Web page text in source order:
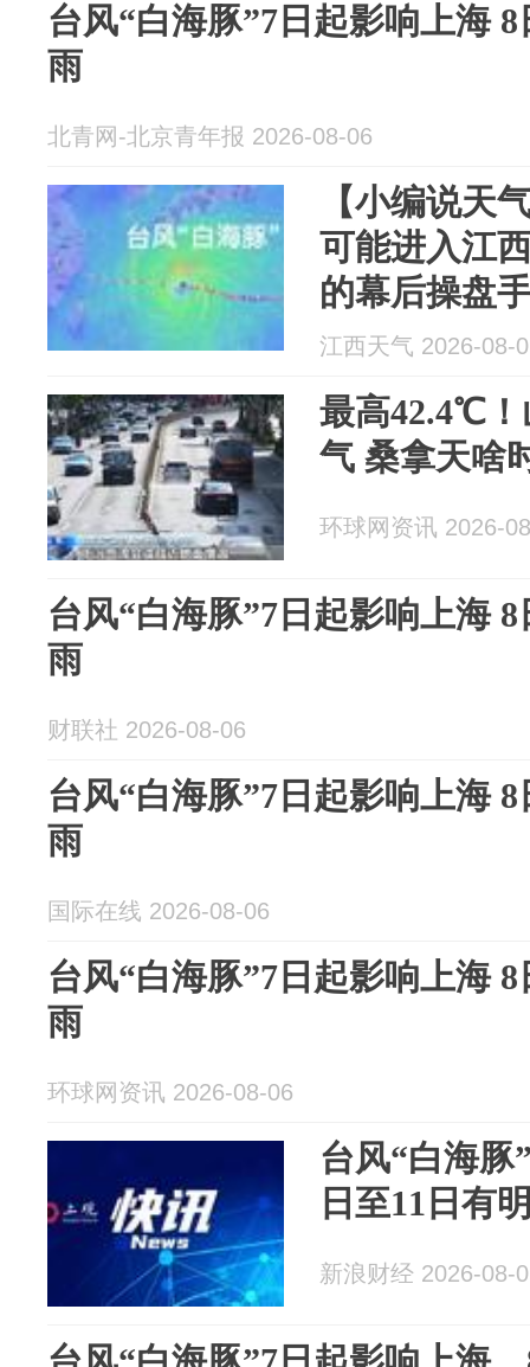
台风“白海豚”7日起影响上海
雨
北青网-北京青年报 2026-08-06
【小编说天
可能进入江
的幕后操盘
江西天气 2026-08-
最高42.4℃！
气 桑拿天啥
环球网资讯 2026-
台风“白海豚”7日起影响上海
雨
财联社 2026-08-06
台风“白海豚”7日起影响上海
雨
国际在线 2026-08-06
台风“白海豚”7日起影响上海
雨
环球网资讯 2026-08-06
台风“白海豚
日至11日有
新浪财经 2026-08-